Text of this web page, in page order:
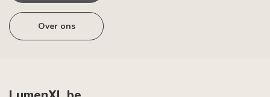
Over ons